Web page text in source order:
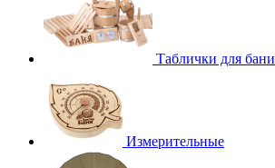
Таблички для бани
Измерительные